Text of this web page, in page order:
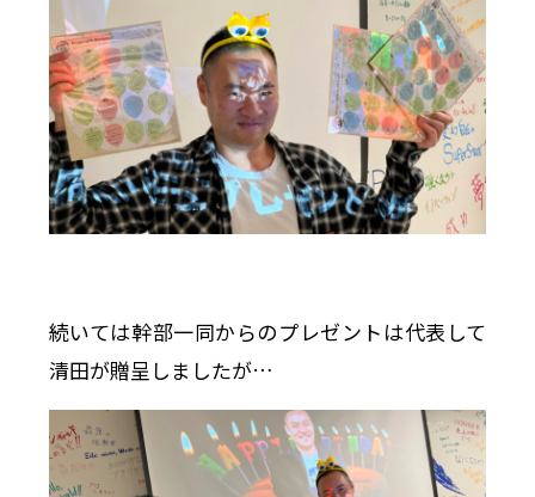
続いては幹部一同からのプレゼントは代表して
清田が贈呈しましたが…